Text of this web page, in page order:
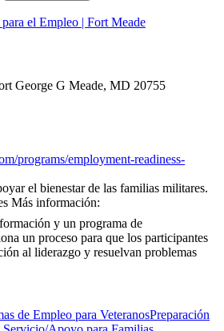
el Empleo | Fort Meade
George G Meade, MD 20755
programs/employment-readiness-
el bienestar de las familias militares.
Más información:
y un programa de
un proceso para que los participantes
al liderazgo y resuelvan problemas
de Empleo para VeteranosPreparación